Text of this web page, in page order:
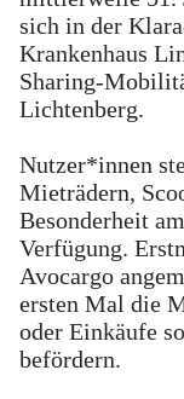
sich in der
Krankenhaus
Sharing-
Lichtenberg.
Nutzer*innen
Mieträdern,
Besonderheit
Verfügung.
Avocargo
ersten Mal die
oder Einkäufe
befördern.